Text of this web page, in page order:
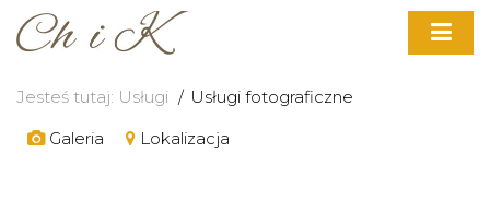
Jesteś tutaj: Usługi
Usługi fotograficzne
Galeria
Lokalizacja